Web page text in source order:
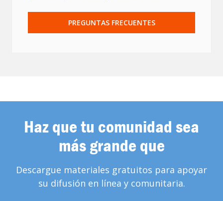
PREGUNTAS FRECUENTES
Haz que tu comunidad sea
más grande que
Descargue materiales gratuitos para apoyar
su difusión en línea y comunitaria.